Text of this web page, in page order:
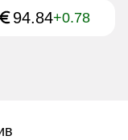
94.84+0.78